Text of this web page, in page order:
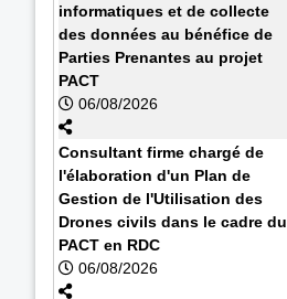
informatiques et de collecte
des données au bénéfice de
Parties Prenantes au projet
PACT
06/08/2026
Consultant firme chargé de
l'élaboration d'un Plan de
Gestion de l'Utilisation des
Drones civils dans le cadre du
PACT en RDC
06/08/2026